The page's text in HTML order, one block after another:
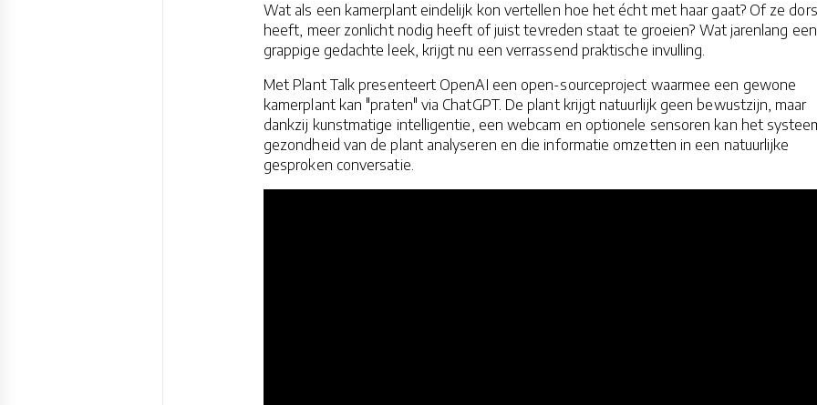
Wat als een kamerplant eindelijk kon vertellen hoe het écht met haar gaat? Of ze
heeft, meer zonlicht nodig heeft of juist tevreden staat te groeien? Wat jarenlang een
grappige gedachte leek, krijgt nu een verrassend praktische invulling.
Met Plant Talk presenteert OpenAI een open-sourceproject waarmee een gewone
kamerplant kan "praten" via ChatGPT. De plant krijgt natuurlijk geen bewustzijn, maar
dankzij kunstmatige intelligentie, een webcam en optionele sensoren kan het
gezondheid van de plant analyseren en die informatie omzetten in een natuurlijke
gesproken conversatie.